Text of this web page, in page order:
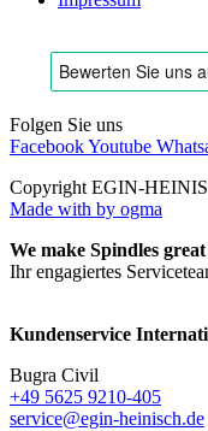
Folgen Sie uns
FacebookYoutube
Copyright EGIN-
Made with by ogma
We make Spindles
Ihr engagiertes
Kundenservice
Bugra Civil
+49 5625 9210-405
service@egin-heinisch.de